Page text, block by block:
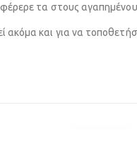
τα στους
ακόμα και για να